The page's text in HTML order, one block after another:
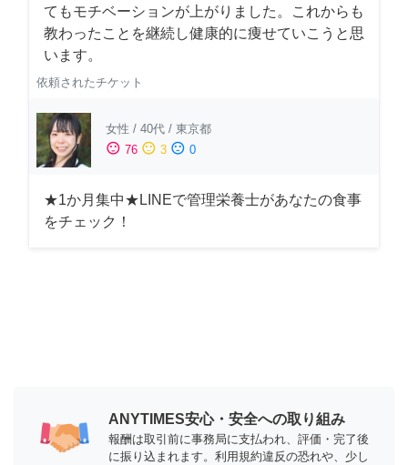
てもモチベーションが上がりました。これからも
教わったことを継続し健康的に痩せていこうと思
います。
依頼されたチケット
女性 / 40代 / 東京都
sentiment_satisfied 76 sentiment_neutral 3 sentiment_dissatisfied 0
★1か月集中★LINEで管理栄養士があなたの食事
をチェック！
ANYTIMES安心・安全への取り組み
報酬は取引前に事務局に支払われ、評価・完了後
に振り込まれます。利用規約違反の恐れや、少し